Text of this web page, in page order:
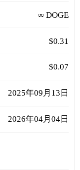
∞ DOGE
$0.31
$0.07
2025年09月13日
2026年04月04日